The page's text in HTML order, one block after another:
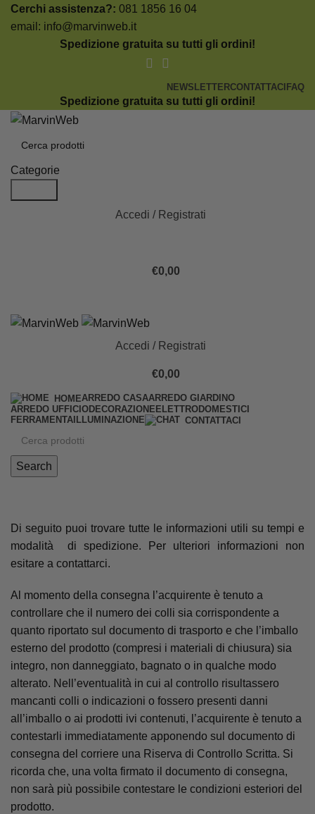
Cerchi assistenza?: 081 1856 16 04
email: info@marvinweb.it
Spedizione gratuita su tutti gli ordini!
NEWSLETTERCONTATTACIFAQ
Spedizione gratuita su tutti gli ordini!
Categorie
Accedi / Registrati
€0,00
Accedi / Registrati
€0,00
HOMEARREDO CASAARREDO GIARDINO
ARREDO UFFICIO DECORAZIONE ELETTRODOMESTICI
FERRAMENTA ILLUMINAZIONE CONTATTACI
Search
Di seguito puoi trovare tutte le informazioni utili su tempi e
modalità di spedizione. Per ulteriori informazioni non
esitare a contattarci.
Al momento della consegna l’acquirente è tenuto a
controllare che il numero dei colli sia corrispondente a
quanto riportato sul documento di trasporto e che l’imballo
esterno del prodotto (compresi i materiali di chiusura) sia
integro, non danneggiato, bagnato o in qualche modo
alterato. Nell’eventualità in cui al controllo risultassero
mancanti colli o indicazioni o fossero presenti danni
all’imballo o ai prodotti ivi contenuti, l’acquirente è tenuto a
contestarli immediatamente apponendo sul documento di
consegna del corriere una Riserva di Controllo Scritta. Si
ricorda che, una volta firmato il documento di consegna,
non sarà più possibile contestare le condizioni esteriori del
prodotto.